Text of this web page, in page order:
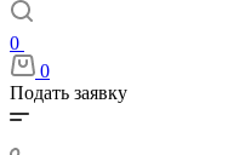
0
0
Подать заявку